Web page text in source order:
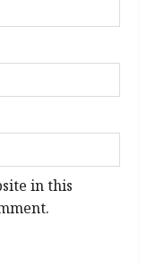
in this